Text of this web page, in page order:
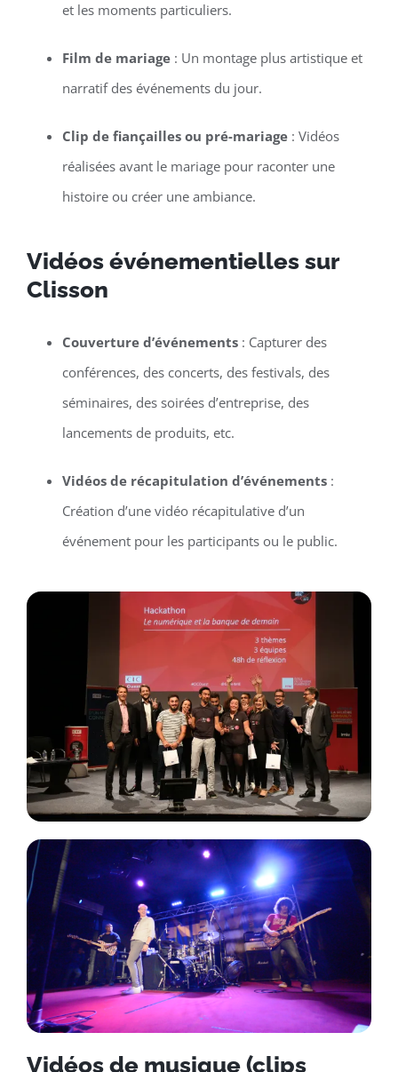
et les moments particuliers.
Film de mariage: Un montage plus artistique et
narratif des événements du jour.
Clip de fiançailles ou pré-mariage: Vidéos
réalisées avant le mariage pour raconter une
histoire ou créer une ambiance.
Vidéos événementielles sur
Clisson
Couverture d’événements: Capturer des
conférences, des concerts, des festivals, des
séminaires, des soirées d’entreprise, des
lancements de produits, etc.
Vidéos de récapitulation d’événements:
Création d’une vidéo récapitulative d’un
événement pour les participants ou le public.
Vidéos de musique (clips